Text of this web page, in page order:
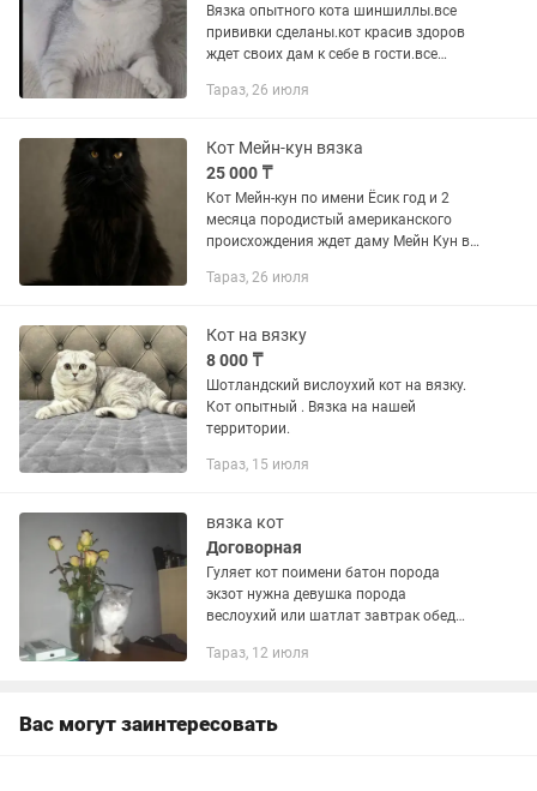
Вязка опытного кота шиншиллы.все
прививки сделаны.кот красив здоров
ждет своих дам к себе в гости.все
Тараз, 26 июля
Кот Мейн-кун вязка
25 000 ₸
Кот Мейн-кун по имени Ёсик год и 2
месяца породистый американского
происхождения ждет даму Мейн Кун в
Тараз, 26 июля
Кот на вязку
8 000 ₸
Шотландский вислоухий кот на вязку.
Кот опытный . Вязка на нашей
территории.
Тараз, 15 июля
вязка кот
Договорная
Гуляет кот поимени батон порода
экзот нужна девушка порода
веслоухий или шатлат завтрак обед
котенка и все
Тараз, 12 июля
Вас могут заинтересовать